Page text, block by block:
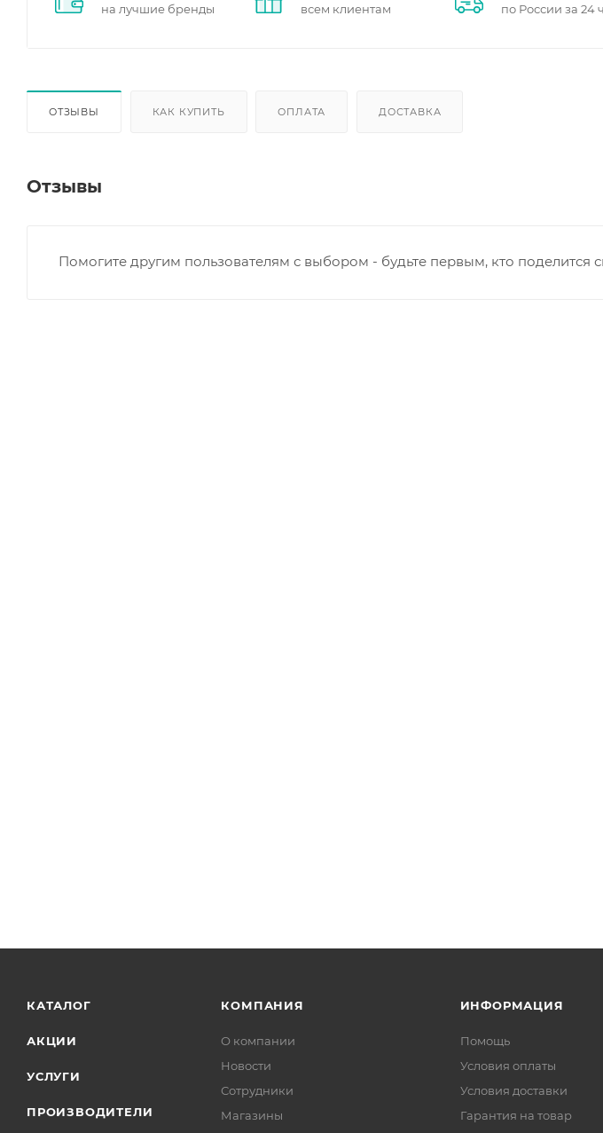
на лучшие бренды
всем клиентам
по России за 24
ОТЗЫВЫ КАК КУПИТЬ ОПЛАТА ДОСТАВКА
Отзывы
Помогите другим пользователям с выбором - будьте первым, кто
КАТАЛОГ
АКЦИИ
УСЛУГИ
ПРОИЗВОДИТЕЛИ
КОМПАНИЯ
О компании
Новости
Сотрудники
Магазины
ИНФОРМАЦИЯ
Помощь
Условия оплаты
Условия доставки
Гарантия на товар